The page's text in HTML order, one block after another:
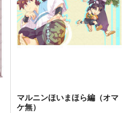
マルニンほいまほら編（オマ
ケ無）